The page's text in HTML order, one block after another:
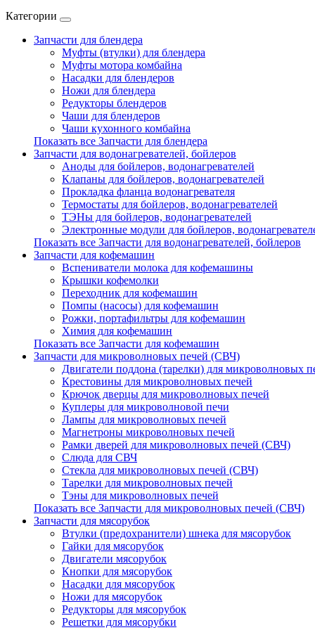
Категории
Запчасти для блендера
Муфты (втулки) для блендера
Муфты мотора комбайна
Насадки для блендеров
Ножи для блендера
Редукторы блендеров
Чаши для блендеров
Чаши кухонного комбайна
Показать все Запчасти для блендера
Запчасти для водонагревателей, бойлеров
Аноды для бойлеров, водонагревателей
Клапаны для бойлеров, водонагревателей
Прокладка фланца водонагревателя
Термостаты для бойлеров, водонагревателей
ТЭНы для бойлеров, водонагревателей
Электронные модули для бойлеров,
Показать все Запчасти для водонагревателей, бойлеров
Запчасти для кофемашин
Вспениватели молока для кофемашины
Крышки кофемолки
Переходник для кофемашин
Помпы (насосы) для кофемашин
Рожки, портафильтры для кофемашин
Химия для кофемашин
Показать все Запчасти для кофемашин
Запчасти для микроволновых печей (СВЧ)
Двигатели поддона (тарелки) для микроволновых
Крестовины для микроволновых печей
Крючок дверцы для микроволновых печей
Куплеры для микроволновой печи
Лампы для микроволновых печей
Магнетроны микроволновых печей
Рамки дверей для микроволновых печей (СВЧ)
Слюда для СВЧ
Стекла для микроволновых печей (СВЧ)
Тарелки для микроволновых печей
Тэны для микроволновых печей
Показать все Запчасти для микроволновых печей (СВЧ)
Запчасти для мясорубок
Втулки (предохранители) шнека для мясорубок
Гайки для мясорубок
Двигатели мясорубок
Кнопки для мясорубок
Насадки для мясорубок
Ножи для мясорубок
Редукторы для мясорубок
Решетки для мясорубки